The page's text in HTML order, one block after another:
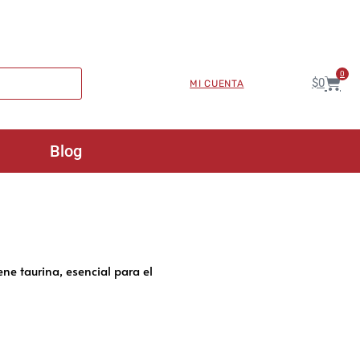
MI CUENTA $0
0
Blog
taurina, esencial para el